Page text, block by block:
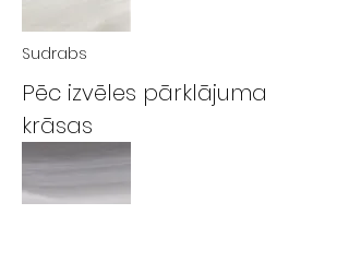
Sudrabs
Pēc izvēles pārklājuma
krāsas